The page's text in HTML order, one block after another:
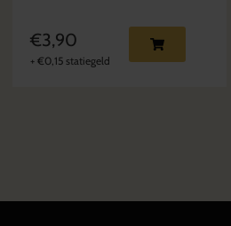
€3,90
+€0,15 statiegeld